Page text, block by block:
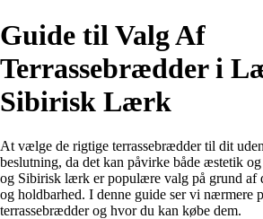
Guide til Valg Af
Terrassebrædder i
Sibirisk Lærk
At vælge de rigtige terrassebrædder til dit
beslutning, da det kan påvirke både æstetik
og Sibirisk lærk er populære valg på grund af
og holdbarhed. I denne guide ser vi nærmere
terrassebrædder og hvor du kan købe dem.